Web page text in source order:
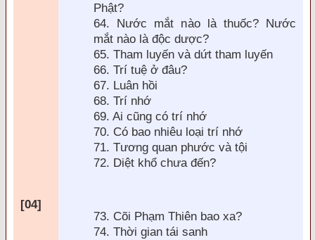
Phật?
64. Nước mắt nào là thuốc? Nước
mắt nào là độc dược?
65. Tham luyến và dứt tham luyến
66. Trí tuệ ở đâu?
67. Luân hồi
68. Trí nhớ
69. Ai cũng có trí nhớ
70. Có bao nhiêu loại trí nhớ
71. Tương quan phước và tội
72. Diệt khổ chưa đến?
[04]
73. Cõi Phạm Thiên bao xa?
74. Thời gian tái sanh